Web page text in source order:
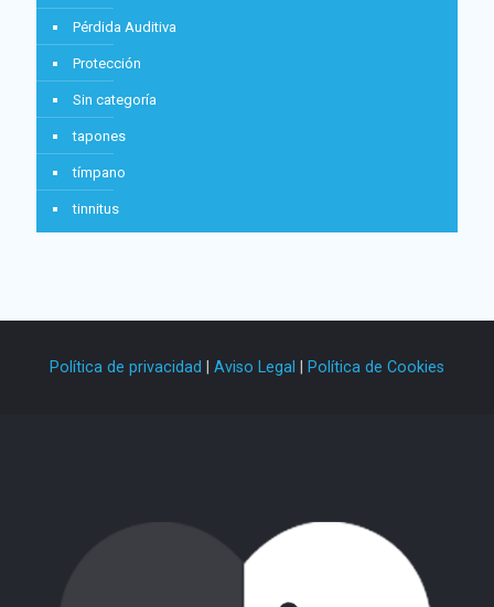
Pérdida Auditiva
Protección
Sin categoría
tapones
tímpano
tinnitus
Política de privacidad Aviso Legal Política de Cookies